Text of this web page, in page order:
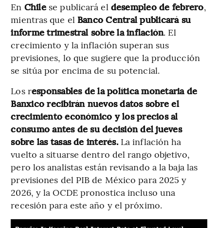
En Chile se publicará el desempleo de febrero,
mientras que el Banco Central publicará su
informe trimestral sobre la inflación. El
crecimiento y la inflación superan sus
previsiones, lo que sugiere que la producción
se sitúa por encima de su potencial.
Los responsables de la política monetaria de
Banxico recibirán nuevos datos sobre el
crecimiento económico y los precios al
consumo antes de su decisión del jueves
sobre las tasas de interés.La inflación ha
vuelto a situarse dentro del rango objetivo,
pero los analistas están revisando a la baja las
previsiones del PIB de México para 2025 y
2026, y la OCDE pronostica incluso una
recesión para este año y el próximo.